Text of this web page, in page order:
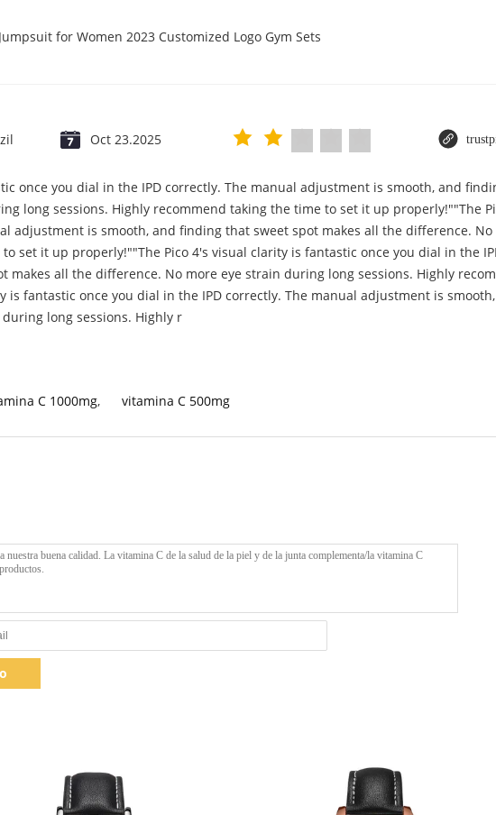
for Women 2023 Customized Logo Gym Sets
Oct 23.2025
once you dial in the IPD correctly. The manual adjustment is smooth, and
long sessions. Highly recommend taking the time to set it up properly!""The
adjustment is smooth, and finding that sweet spot makes all the difference.
set it up properly!""The Pico 4's visual clarity is fantastic once you dial in the
makes all the difference. No more eye strain during long sessions. Highly
is fantastic once you dial in the IPD correctly. The manual adjustment is
long sessions. Highly r
C 1000mg, vitamina C 500mg